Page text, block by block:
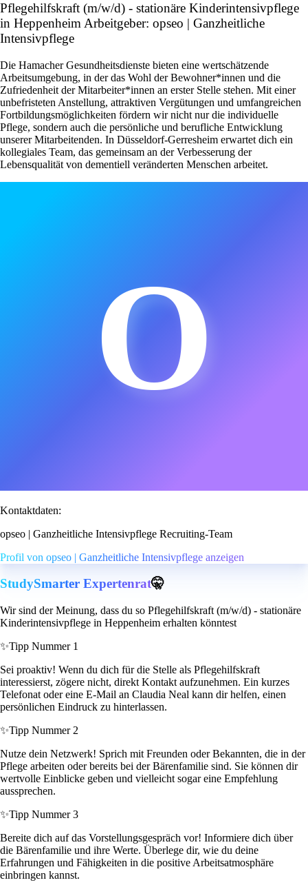
Pflegehilfskraft (m/w/d) - stationäre Kinderintensivpflege
in Heppenheim Arbeitgeber: opseo | Ganzheitliche
Intensivpflege
Die Hamacher Gesundheitsdienste bieten eine wertschätzende
Arbeitsumgebung, in der das Wohl der Bewohner*innen und die
Zufriedenheit der Mitarbeiter*innen an erster Stelle stehen. Mit einer
unbefristeten Anstellung, attraktiven Vergütungen und umfangreichen
Fortbildungsmöglichkeiten fördern wir nicht nur die individuelle
Pflege, sondern auch die persönliche und berufliche Entwicklung
unserer Mitarbeitenden. In Düsseldorf-Gerresheim erwartet dich ein
kollegiales Team, das gemeinsam an der Verbesserung der
Lebensqualität von dementiell veränderten Menschen arbeitet.
O
Kontaktdaten:
opseo | Ganzheitliche Intensivpflege Recruiting-Team
Profil von opseo | Ganzheitliche Intensivpflege anzeigen
StudySmarter Expertenrat🤫
Wir sind der Meinung, dass du so Pflegehilfskraft (m/w/d) - stationäre
Kinderintensivpflege in Heppenheim erhalten könntest
✨Tipp Nummer 1
Sei proaktiv! Wenn du dich für die Stelle als Pflegehilfskraft
interessierst, zögere nicht, direkt Kontakt aufzunehmen. Ein kurzes
Telefonat oder eine E-Mail an Claudia Neal kann dir helfen, einen
persönlichen Eindruck zu hinterlassen.
✨Tipp Nummer 2
Nutze dein Netzwerk! Sprich mit Freunden oder Bekannten, die in der
Pflege arbeiten oder bereits bei der Bärenfamilie sind. Sie können dir
wertvolle Einblicke geben und vielleicht sogar eine Empfehlung
aussprechen.
✨Tipp Nummer 3
Bereite dich auf das Vorstellungsgespräch vor! Informiere dich über
die Bärenfamilie und ihre Werte. Überlege dir, wie du deine
Erfahrungen und Fähigkeiten in die positive Arbeitsatmosphäre
einbringen kannst.